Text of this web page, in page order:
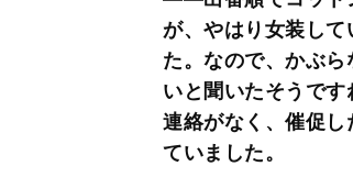
が、やはり女装し
た。なので、かぶ
いと聞いたそうで
連絡がなく、催促
ていました。